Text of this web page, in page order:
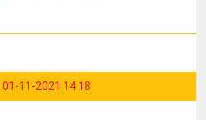
01-11-2021 14:18